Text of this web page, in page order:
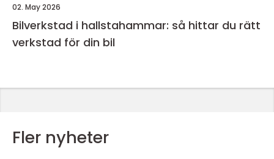
02. May 2026
Bilverkstad i hallstahammar: så hittar du rätt
verkstad för din bil
Fler nyheter